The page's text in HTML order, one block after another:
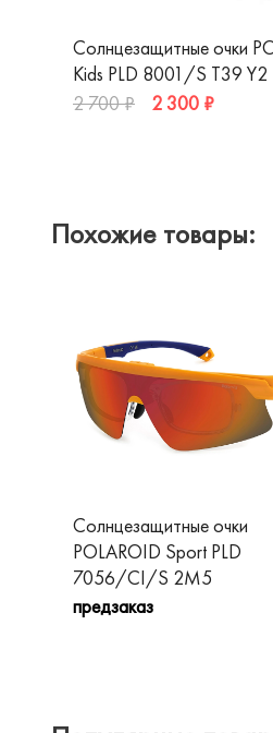
Солнцезащитные очки
Kids PLD 8001/S T39 Y2
2 700 ₽
2 300 ₽
Похожие товары:
Солнцезащитные очки
POLAROID Sport PLD
7056/CI/S 2M5
предзаказ